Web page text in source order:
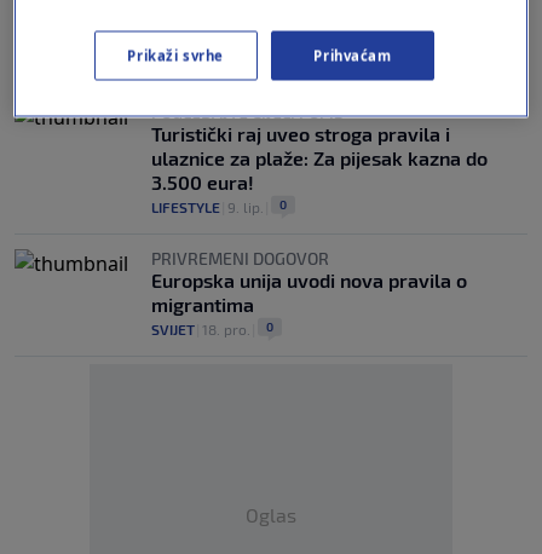
eura
AUTO|11. lip.
POGLEDAJTE CIJELI POPIS
Turistički raj uveo stroga pravila i
ulaznice za plaže: Za pijesak kazna do
3.500 eura!
LIFESTYLE 9. lip. 0
PRIVREMENI DOGOVOR
Europska unija uvodi nova pravila o
migrantima
SVIJET 18. pro. 0
Oglas
Prikaži svrhe Prihvaćam